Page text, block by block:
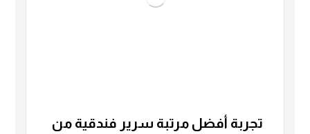
تجربة أفضل مرتبة سرير فندقية من